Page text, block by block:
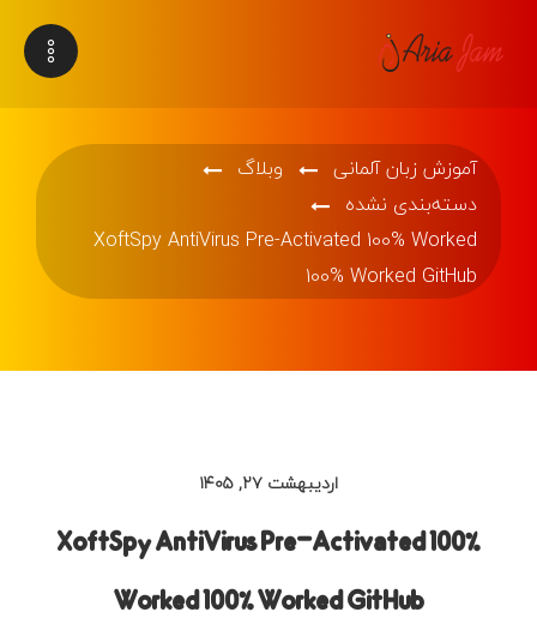
آموزش زبان آلمانی
وبلاگ
دسته‌بندی نشده
XoftSpy AntiVirus Pre-Activated 100% Worked
100% Worked GitHub
اردیبهشت ۲۷, ۱۴۰۵
XoftSpy AntiVirus Pre-Activated 100%
Worked 100% Worked GitHub